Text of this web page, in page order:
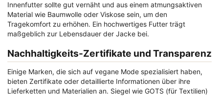
Innenfutter sollte gut vernäht und aus einem atmungsaktiven
Material wie Baumwolle oder Viskose sein, um den
Tragekomfort zu erhöhen. Ein hochwertiges Futter trägt
maßgeblich zur Lebensdauer der Jacke bei.
Nachhaltigkeits-Zertifikate und Transparenz
Einige Marken, die sich auf vegane Mode spezialisiert haben,
bieten Zertifikate oder detaillierte Informationen über ihre
Lieferketten und Materialien an. Siegel wie GOTS (für Textilien)